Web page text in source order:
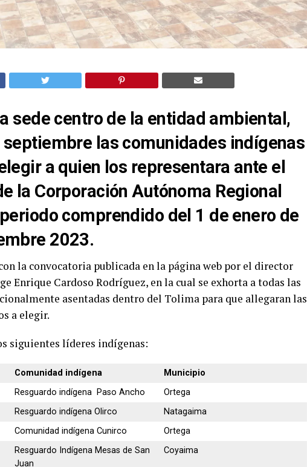
sede centro de la entidad ambiental,
las comunidades indígenas
a quien los representara ante el
la Corporación Autónoma Regional
comprendido del 1 de enero de
2023.
la convocatoria publicada en la página web por el director
Enrique Cardoso Rodríguez, en la cual se exhorta a todas las
asentadas dentro del Tolima para que allegaran las
a elegir.
siguientes líderes indígenas:
Comunidad indígena
Municipio
Resguardo indígena Paso Ancho
Ortega
Resguardo indígena Olirco
Natagaima
Comunidad indígena Cunirco
Ortega
Resguardo Indígena Mesas de San
Juan
Coyaima